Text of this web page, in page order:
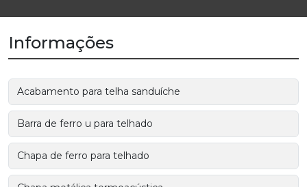
Informações
Acabamento para telha sanduíche
Barra de ferro u para telhado
Chapa de ferro para telhado